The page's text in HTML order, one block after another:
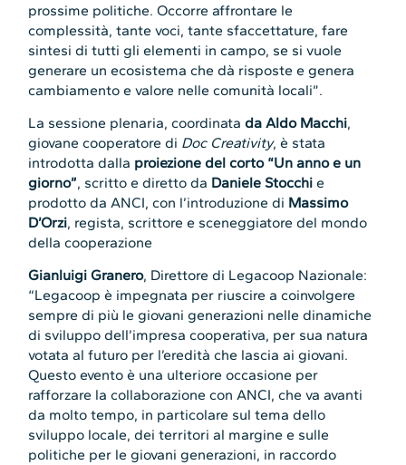
prossime politiche. Occorre affrontare le
complessità, tante voci, tante sfaccettature, fare
sintesi di tutti gli elementi in campo, se si vuole
generare un ecosistema che dà risposte e genera
cambiamento e valore nelle comunità locali”.
La sessione plenaria, coordinatada Aldo Macchi,
giovane cooperatore di Doc Creativity, è stata
introdotta dalla proiezione del corto “Un anno e un
giorno”, scritto e diretto da Daniele Stocchi e
prodotto da ANCI, con l’introduzione di Massimo
D’Orzi, regista, scrittore e sceneggiatore del mondo
della cooperazione
Gianluigi Granero, Direttore di Legacoop Nazionale:
“Legacoop è impegnata per riuscire a coinvolgere
sempre di più le giovani generazioni nelle dinamiche
di sviluppo dell’impresa cooperativa, per sua natura
votata al futuro per l’eredità che lascia ai giovani.
Questo evento è una ulteriore occasione per
rafforzare la collaborazione con ANCI, che va avanti
da molto tempo, in particolare sul tema dello
sviluppo locale, dei territori al margine e sulle
politiche per le giovani generazioni, in raccordo